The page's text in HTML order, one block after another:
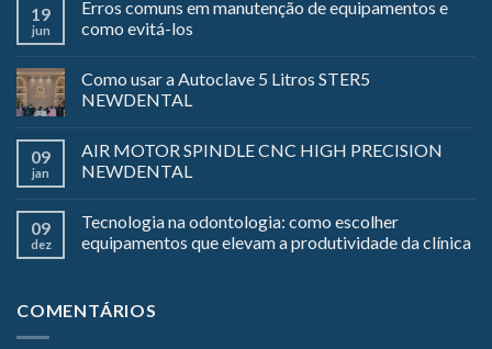
19
jun
Erros comuns em manutenção de equipamentos e
como evitá-los
Como usar a Autoclave 5 Litros STER5
NEWDENTAL
09
jan
AIR MOTOR SPINDLE CNC HIGH PRECISION
NEWDENTAL
09
dez
Tecnologia na odontologia: como escolher
equipamentos que elevam a produtividade da clínica
COMENTÁRIOS